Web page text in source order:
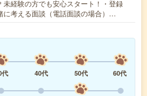
未経験の方でも安心スタート！・登録
に考える面談（電話面談の場合）…
代 40代 50代
60代